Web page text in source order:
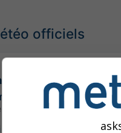
officiels
for Cavan,
Connacht
météorologique modéré
(il y a 16 heures)